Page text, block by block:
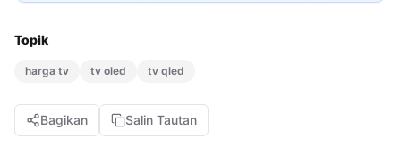
Topik
harga tv tv oled tv qled
Bagikan Salin Tautan